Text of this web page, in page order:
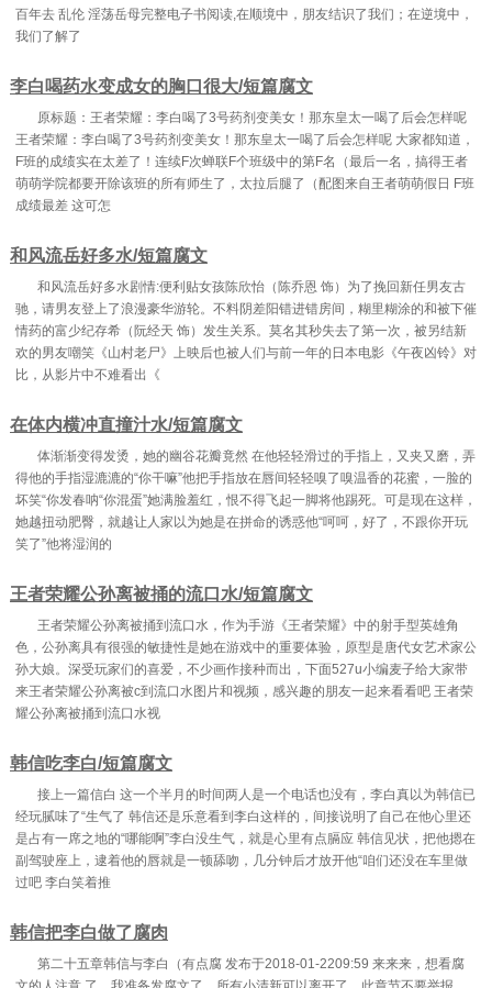
百年去 乱伦 淫荡岳母完整电子书阅读,在顺境中，朋友结识了我们；在逆境中，
我们了解了
李白喝药水变成女的胸口很大/短篇腐文
原标题：王者荣耀：李白喝了3号药剂变美女！那东皇太一喝了后会怎样呢
王者荣耀：李白喝了3号药剂变美女！那东皇太一喝了后会怎样呢 大家都知道，
F班的成绩实在太差了！连续F次蝉联F个班级中的第F名（最后一名，搞得王者
萌萌学院都要开除该班的所有师生了，太拉后腿了（配图来自王者萌萌假日 F班
成绩最差 这可怎
和风流岳好多水/短篇腐文
和风流岳好多水剧情:便利贴女孩陈欣怡（陈乔恩 饰）为了挽回新任男友古
驰，请男友登上了浪漫豪华游轮。不料阴差阳错进错房间，糊里糊涂的和被下催
情药的富少纪存希（阮经天 饰）发生关系。莫名其秒失去了第一次，被另结新
欢的男友嘲笑《山村老尸》上映后也被人们与前一年的日本电影《午夜凶铃》对
比，从影片中不难看出《
在体内横冲直撞汁水/短篇腐文
体渐渐变得发烫，她的幽谷花瓣竟然 在他轻轻滑过的手指上，又夹又磨，弄
得他的手指湿漉漉的“你干嘛”他把手指放在唇间轻轻嗅了嗅温香的花蜜，一脸的
坏笑“你发春呐“你混蛋”她满脸羞红，恨不得飞起一脚将他踢死。可是现在这样，
她越扭动肥臀，就越让人家以为她是在拼命的诱惑他“呵呵，好了，不跟你开玩
笑了”他将湿润的
王者荣耀公孙离被捅的流口水/短篇腐文
王者荣耀公孙离被捅到流口水，作为手游《王者荣耀》中的射手型英雄角
色，公孙离具有很强的敏捷性是她在游戏中的重要体验，原型是唐代女艺术家公
孙大娘。深受玩家们的喜爱，不少画作接种而出，下面527u小编麦子给大家带
来王者荣耀公孙离被c到流口水图片和视频，感兴趣的朋友一起来看看吧 王者荣
耀公孙离被捅到流口水视
韩信吃李白/短篇腐文
接上一篇信白 这一个半月的时间两人是一个电话也没有，李白真以为韩信已
经玩腻味了“生气了 韩信还是乐意看到李白这样的，间接说明了自己在他心里还
是占有一席之地的“哪能啊”李白没生气，就是心里有点膈应 韩信见状，把他摁在
副驾驶座上，逮着他的唇就是一顿舔吻，几分钟后才放开他“咱们还没在车里做
过吧 李白笑着推
韩信把李白做了腐肉
第二十五章韩信与李白（有点腐 发布于2018-01-2209:59 来来来，想看腐